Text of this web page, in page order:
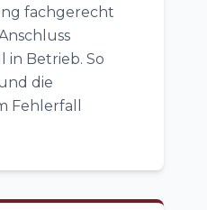
fachgerecht
in Betrieb. So
die
Fehlerfall